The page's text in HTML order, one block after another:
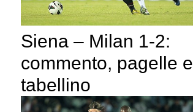
Siena – Milan 1-2:
commento, pagelle e
tabellino